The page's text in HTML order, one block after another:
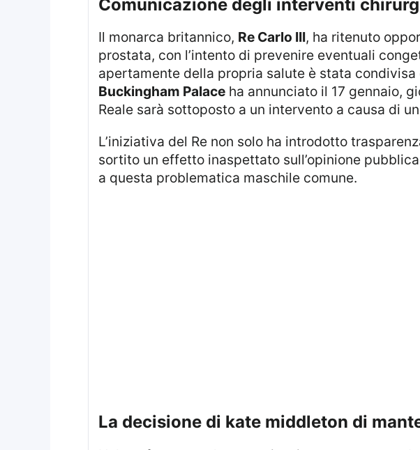
comunicazione degli interventi
Il monarca britannico, Re Carlo III, ha ritenuto
prostata, con l’intento di prevenire eventuali
apertamente della propria salute è stata
Buckingham Palaceha annunciato il 17 gennaio,
Reale sarà sottoposto a un intervento a causa di un
L’iniziativa del Re non solo ha introdotto trasparenza sulle sue condizioni, descritte come benigne, ma ha anche
sortito un effetto inaspettato sull’opinione
a questa problematica maschile comune.
la decisione di kate middleton di